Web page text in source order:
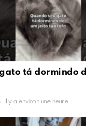
tá dormindo
il y a environ une heure